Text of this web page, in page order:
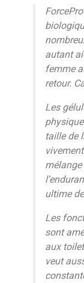
autant
femme
retour.
Les
taille de
mélange
ultime
Les
sont
aux
veut